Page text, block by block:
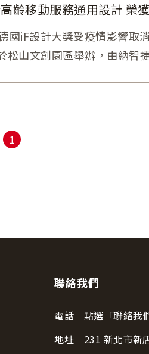
齡移動服務通用設計 榮
國iF設計大獎受疫情影響取
松山文創園區舉辦，由納智
1
聯絡我們
電話｜ 點選「聯絡我
地址｜ 231 新北市新